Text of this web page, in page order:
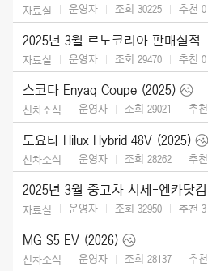
자료실 운영자 조회 30225 추천 0
2025년 3월 르노코리아 판매실적
자료실 운영자 조회 29470 추천 0
스코다 Enyaq Coupe (2025)
신차소식 운영자 조회 29021 추천
도요타 Hilux Hybrid 48V (2025)
신차소식 운영자 조회 28262 추천
2025년 3월 중고차 시세-엔카닷컴
자료실 운영자 조회 32950 추천 3
MG S5 EV (2026)
신차소식 운영자 조회 28137 추천